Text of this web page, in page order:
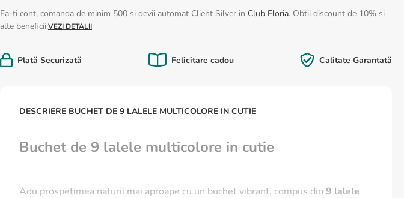
Fa-ti cont, comanda de minim 500 si devii automat Client Silver in Club Floria. Obtii discount de 10% si
alte beneficii.VEZI DETALII
Plată Securizată Felicitare cadou Calitate Garantată
DESCRIERE BUCHET DE 9 LALELE MULTICOLORE IN CUTIE
Buchet de 9 lalele multicolore in cutie
Adu prospețimea naturii mai aproape cu un buchet vibrant, compus din 9 lalele